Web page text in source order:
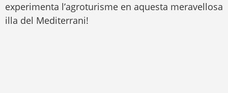
experimenta l’agroturisme en aquesta meravellosa
illa del Mediterrani!